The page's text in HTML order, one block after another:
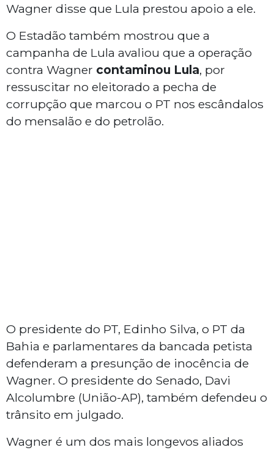
Wagner disse que Lula prestou apoio a ele.
O Estadão também mostrou que a
campanha de Lula avaliou que a operação
contra Wagner contaminou Lula, por
ressuscitar no eleitorado a pecha de
corrupção que marcou o PT nos escândalos
do mensalão e do petrolão.
O presidente do PT, Edinho Silva, o PT da
Bahia e parlamentares da bancada petista
defenderam a presunção de inocência de
Wagner. O presidente do Senado, Davi
Alcolumbre (União-AP), também defendeu o
trânsito em julgado.
Wagner é um dos mais longevos aliados